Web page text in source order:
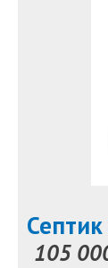
105